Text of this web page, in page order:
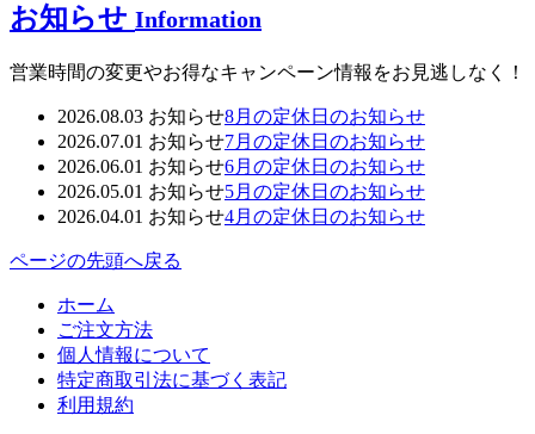
お知らせ Information
営業時間の変更やお得なキャンペーン情報をお見逃しなく！
2026.08.03 お知らせ8月の定休日のお知らせ
2026.07.01 お知らせ7月の定休日のお知らせ
2026.06.01 お知らせ6月の定休日のお知らせ
2026.05.01 お知らせ5月の定休日のお知らせ
2026.04.01 お知らせ4月の定休日のお知らせ
ページの先頭へ戻る
ホーム
ご注文方法
個人情報について
特定商取引法に基づく表記
利用規約